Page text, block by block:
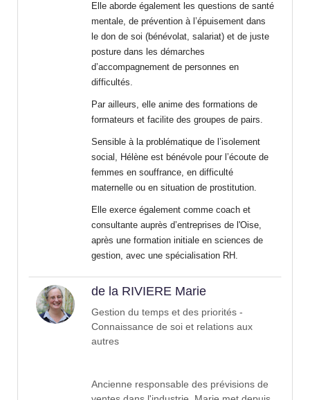
Elle aborde également les questions de santé
mentale, de prévention à l’épuisement dans
le don de soi (bénévolat, salariat) et de juste
posture dans les démarches
d’accompagnement de personnes en
difficultés.
Par ailleurs, elle anime des formations de
formateurs et facilite des groupes de pairs.
Sensible à la problématique de l’isolement
social, Hélène est bénévole pour l’écoute de
femmes en souffrance, en difficulté
maternelle ou en situation de prostitution.
Elle exerce également comme coach et
consultante auprès d’entreprises de l'Oise,
après une formation initiale en sciences de
gestion, avec une spécialisation RH.
de la RIVIERE Marie
Gestion du temps et des priorités -
Connaissance de soi et relations aux
autres
Ancienne responsable des prévisions de